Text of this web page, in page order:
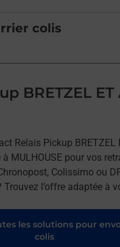
colis
BRETZEL ET
Relais Pickup BRETZEL
MULHOUSE pour vos
Colissimo ou
Trouvez l’offre adaptée à
les solutions pour
colis